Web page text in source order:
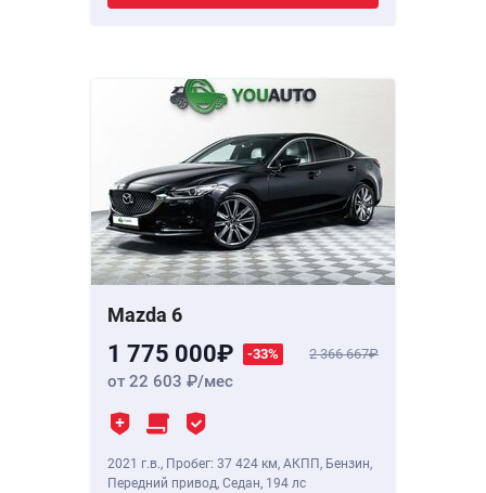
Mazda 6
1 775 000 -33% 2 366 667
от 22 603 /мес
2021 г.в., Пробег: 37 424 км, АКПП, Бензин,
Передний привод, Седан, 194 лс